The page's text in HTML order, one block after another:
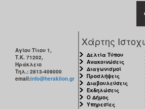
Αγίου Τίτου 1,
Τ.Κ. 71202,
Ηράκλειο
Τηλ.: 2813-409000
email:info@heraklion.gr
Χάρτης
Δελτία Τύπου
Ανακοινώσεις
Διαγωνισμοί
Προσλήψεις
Διαβουλεύσεις
Εκδηλώσεις
Ο Δήμος
Υπηρεσίες